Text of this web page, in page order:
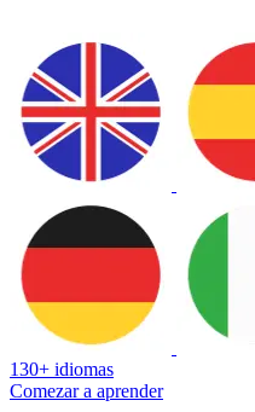
130+ idiomas
Comezar a aprender